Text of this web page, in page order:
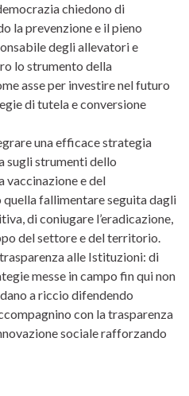
chiedono di
la prevenzione e il pieno
degli allevatori e
lo strumento della
asse per investire nel futuro
di tutela e conversione
una efficace strategia
sugli strumenti dello
vaccinazione e del
fallimentare seguita dagli
di coniugare l’eradicazione,
del settore e del territorio.
alle Istituzioni: di
messe in campo fin qui non
a riccio difendendo
con la trasparenza
sociale rafforzando